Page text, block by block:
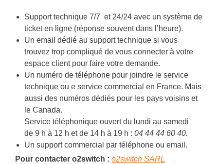
Support technique 7/7 et 24/24 avec un système de
ticket en ligne (réponse souvent dans l’heure).
Un email dédié au support technique si vous
trouvez trop compliqué de vous connecter à votre
espace client pour faire votre demande.
Un numéro de téléphone pour joindre le service
technique ou e service commercial en France. Mais
aussi des numéros dédiés pour les pays voisins et
le Canada.
Service téléphonique ouvert du lundi au samedi
de 9 h à 12 h et de 14 h à 19 h : 04 44 44 60 40.
Un support commercial par téléphone ou email.
Pour contacter o2switch :o2switch SARL